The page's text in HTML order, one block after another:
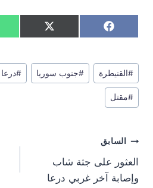
S
h
r
e
o
F
a
e
b
o
k
S
h
r
e
o
X
(
w
i
t
وسوم
المقال:
#القنيطرة #جنوب سوريا #درعا
#مقتل
تصفّح
المقالات
السابق
العثور على جثة شاب
وإصابة آخر غربي درعا